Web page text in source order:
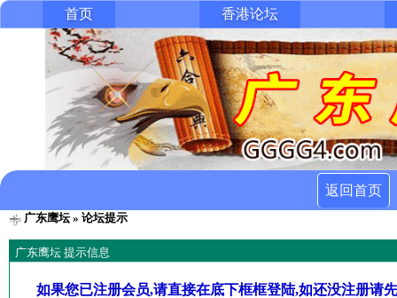
首页 香港论坛
返回首页
广东鹰坛» 论坛提示
广东鹰坛 提示信息
如果您已注册会员,请直接在底下框框登陆,如还没注册请